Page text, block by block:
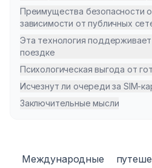
Преимущества безопасности
зависимости от публичных
Эта технология
поездке
Психологическая выгода от
Исчезнут ли очереди за SIM-
Заключительные мысли
Международные